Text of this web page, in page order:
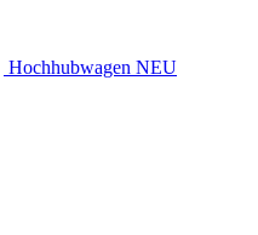
Hochhubwagen NEU